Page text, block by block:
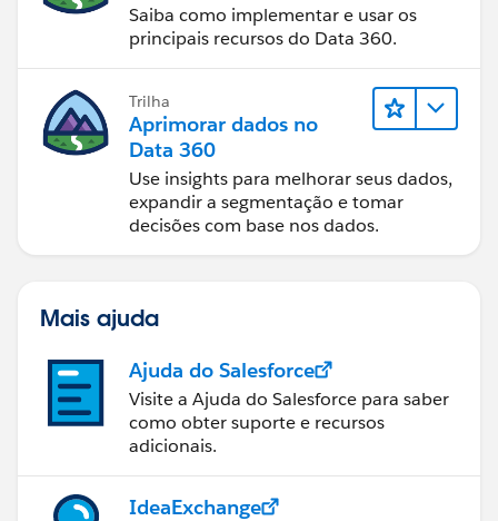
Saiba como implementar e usar os
principais recursos do Data 360.
Trilha
Aprimorar dados no
Data 360
Use insights para melhorar seus dados,
expandir a segmentação e tomar
decisões com base nos dados.
Mais ajuda
Ajuda do Salesforce
Visite a Ajuda do Salesforce para saber
como obter suporte e recursos
adicionais.
IdeaExchange